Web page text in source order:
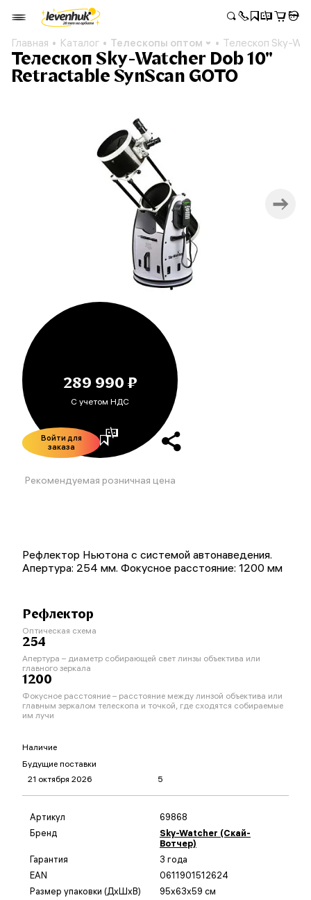
Главная Каталог Телескопы оптом Телескоп Sky-
Телескоп Sky-Watcher Dob 10"
Retractable SynScan GOTO
289 990 ₽
С учетом НДС
Войти для
заказа
Рекомендуемая розничная цена
Рефлектор Ньютона с системой автонаведения.
Апертура: 254 мм. Фокусное расстояние: 1200 мм
Рефлектор
Оптическая схема
254
Апертура – диаметр собирающей свет линзы объектива или
главного зеркала
1200
Фокусное расстояние – расстояние между линзой объектива или
главным зеркалом телескопа и точкой, где сходятся собираемые
им лучи
Наличие
Будущие поставки
21 октября 2026
5
Артикул
69868
Бренд
Sky-Watcher (Скай-
Вотчер)
Гарантия
3 года
EAN
0611901512624
Размер упаковки (ДxШxВ)
95x63x59 см